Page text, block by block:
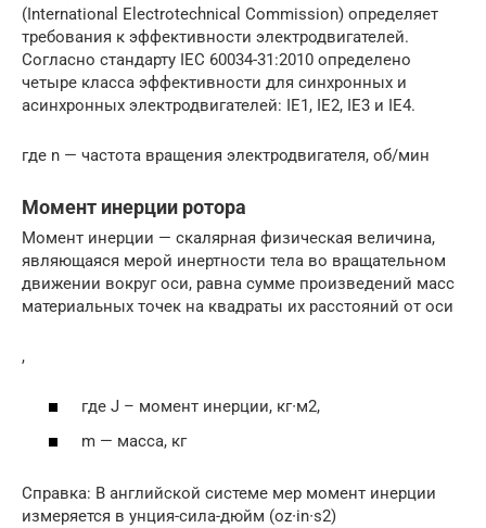
(International Electrotechnical Commission) определяет
требования к эффективности электродвигателей.
Согласно стандарту IEC 60034-31:2010 определено
четыре класса эффективности для синхронных и
асинхронных электродвигателей: IE1, IE2, IE3 и IE4.
где n — частота вращения электродвигателя, об/мин
Момент инерции ротора
Момент инерции — скалярная физическая величина,
являющаяся мерой инертности тела во вращательном
движении вокруг оси, равна сумме произведений масс
материальных точек на квадраты их расстояний от оси
,
где J – момент инерции, кг∙м2,
m — масса, кг
Справка: В английской системе мер момент инерции
измеряется в унция-сила-дюйм (oz∙in∙s2)